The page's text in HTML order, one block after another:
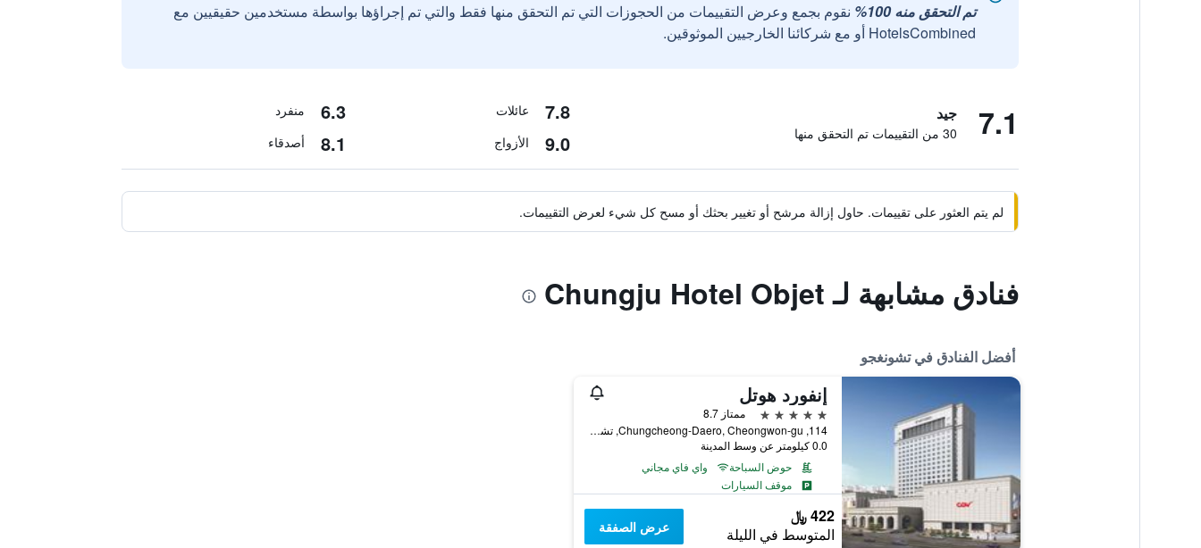
تم التحقق منه 100%
نقوم بجمع وعرض التقييمات من الحجوزات التي تم التحقق منها فقط والتي تم إجراؤها بواسطة مستخدمين حقيقيين مع
HotelsCombined أو مع شركائنا الخارجيين الموثوقين.
7.1 جيد
30 من التقييمات تم التحقق منها
7.8 عائلات 6.3 منفرد
9.0 الأزواج 8.1 أصدقاء
لم يتم العثور على تقييمات. حاول إزالة مرشح أو تغيير بحثك أو مسح كل شيء لعرض التقييمات.
فنادق مشابهة لـ Chungju Hotel Objet
أفضل الفنادق في تشونغجو
إنفورد هوتل
5 نجوم
ممتاز 8.7
114, Chungcheong-Daero, Cheongwon-gu, تشونغجو, كوريا الجنوبية
0.0 كيلومتر عن وسط المدينة
حوض السباحة
واي فاي مجاني
موقف السيارات
422 ﷼
المتوسط في الليلة عرض الصفقة